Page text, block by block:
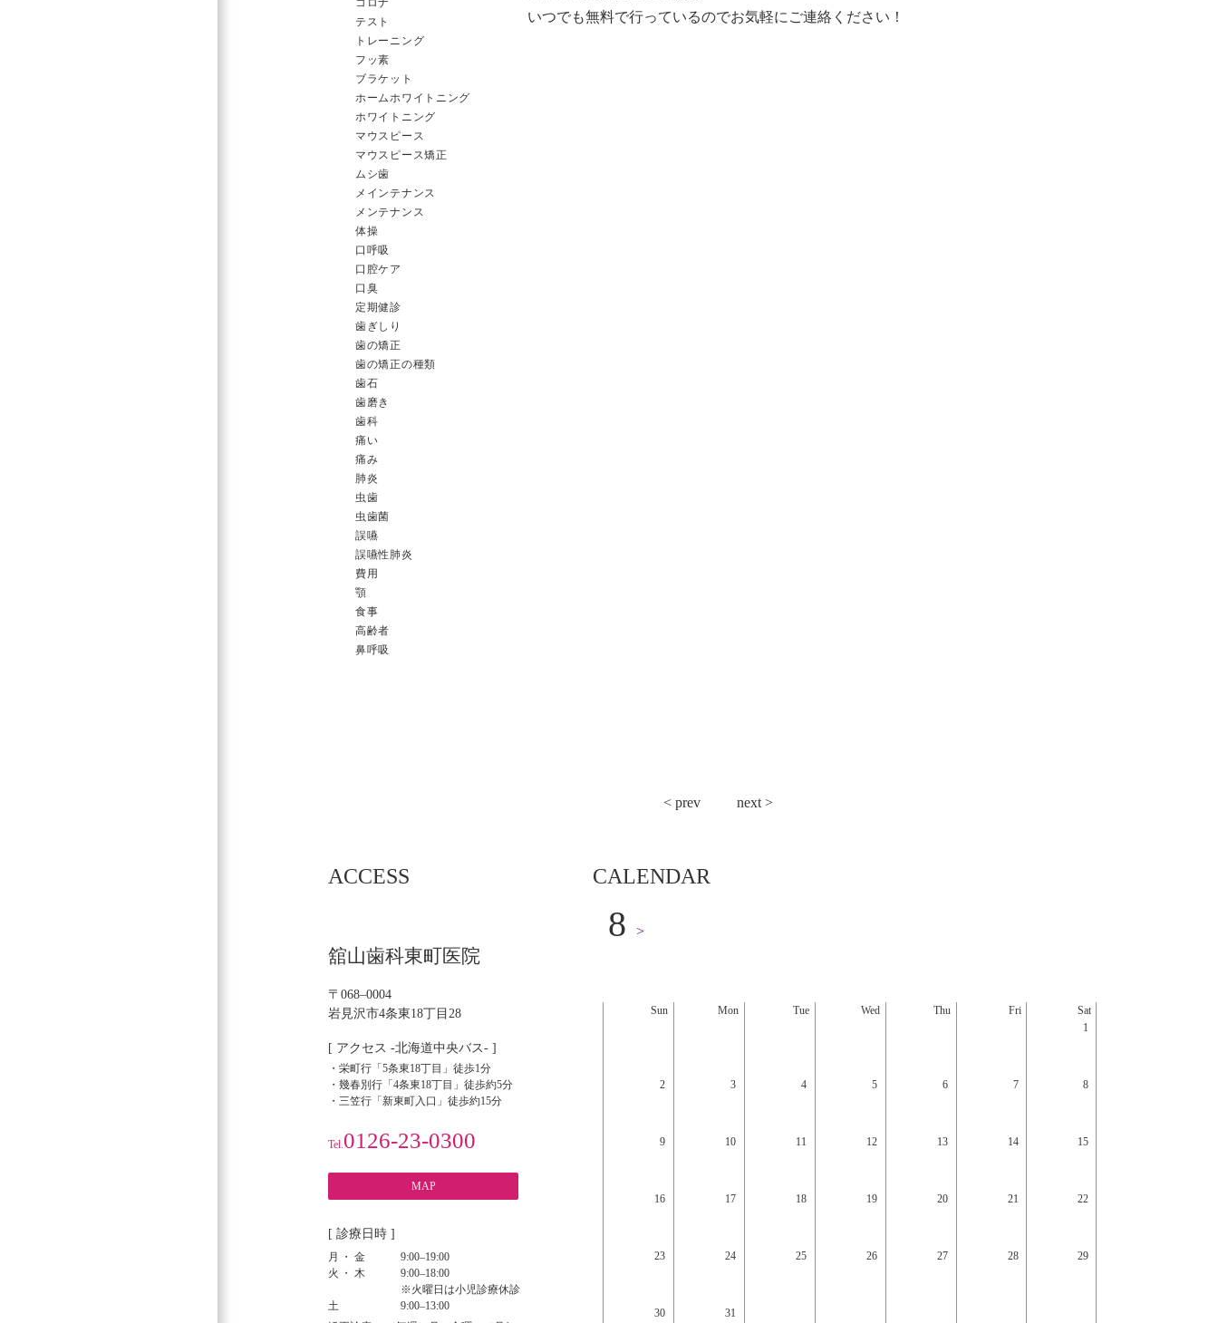
コロナ
テスト
トレーニング
フッ素
ブラケット
ホームホワイトニング
ホワイトニング
マウスピース
マウスピース矯正
ムシ歯
メインテナンス
メンテナンス
体操
口呼吸
口腔ケア
口臭
定期健診
歯ぎしり
歯の矯正
歯の矯正の種類
歯石
歯磨き
歯科
痛い
痛み
肺炎
虫歯
虫歯菌
誤嚥
誤嚥性肺炎
費用
顎
食事
高齢者
鼻呼吸
いつでも無料で行っているのでお気軽にご連絡ください！
< prev next >
ACCESS
舘山歯科東町医院
〒068–0004
岩見沢市4条東18丁目28
[ アクセス -北海道中央バス- ]
・栄町行「5条東18丁目」徒歩1分
・幾春別行「4条東18丁目」徒歩約5分
・三笠行「新東町入口」徒歩約15分
Tel.0126-23-0300
MAP
[ 診療日時 ]
月・金
9:00‒19:00
火・木
9:00‒18:00
※火曜日は小児診療休診
土
9:00‒13:00
CALENDAR
Sun Mon Tue Wed Thu Fri
Sat
1
2 3 4 5 6 7 8
9 10 11 12 13 14 15
16 17 18 19 20 21 22
23 24 25 26 27 28 29
30 31
8 >